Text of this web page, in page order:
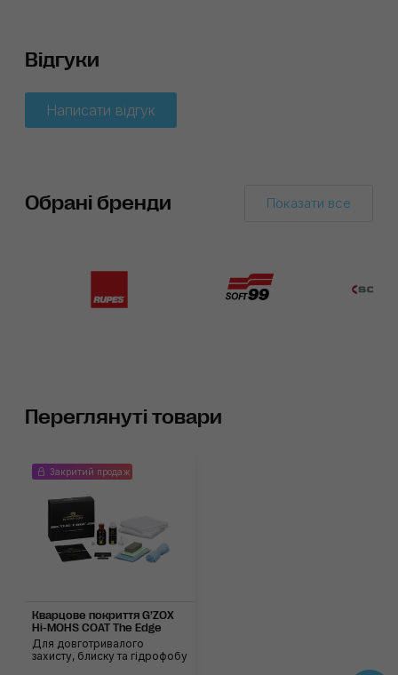
Відгуки
Написати відгук
Обрані бренди Показати все
Переглянуті товари
Закритий продаж
Кварцове покриття G’ZOX
Hi-MOHS COAT The Edge
Для довготривалого
захисту, блиску та гідрофобу